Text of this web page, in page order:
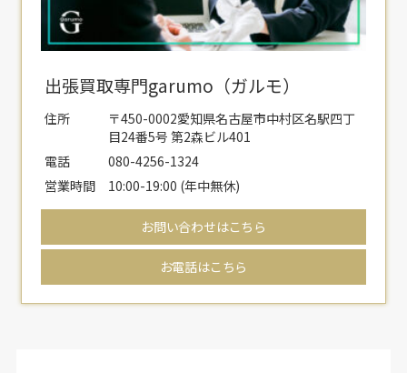
出張買取専門garumo（ガルモ）
住所
〒450-0002愛知県名古屋市中村区名駅四丁
目24番5号 第2森ビル401
電話
080-4256-1324
営業時間
10:00-19:00 (年中無休)
お問い合わせはこちら
お電話はこちら